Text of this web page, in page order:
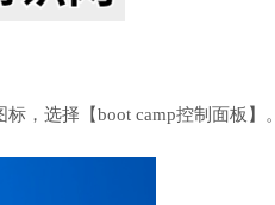
，选择【boot camp控制面板】。